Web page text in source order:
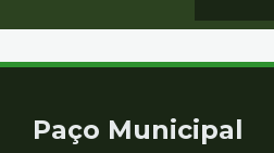
Contato
Paço Municipal